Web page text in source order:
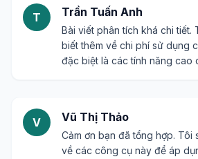
T Trần Tuấn Anh
Bài viết phân tích khá chi tiết.
biết thêm về chi phí sử dụng
đặc biệt là các tính năng cao
V Vũ Thị Thảo
Cảm ơn bạn đã tổng hợp. Tôi
về các công cụ này để áp